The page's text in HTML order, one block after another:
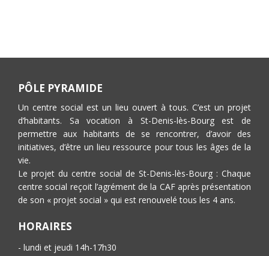
PÔLE PYRAMIDE
Un centre social est un lieu ouvert à tous. C’est un projet
d’habitants. Sa vocation à St-Denis-lès-Bourg est de
permettre aux habitants de se rencontrer, d’avoir des
initiatives, d’être un lieu ressource pour tous les âges de la
vie.
Le projet du centre social de St-Denis-lès-Bourg : Chaque
centre social reçoit l’agrément de la CAF après présentation
de son « projet social » qui est renouvelé tous les 4 ans.
HORAIRES
- lundi et jeudi 14h-17h30